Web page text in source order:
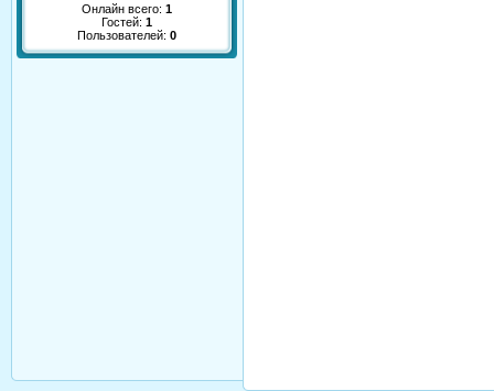
Онлайн всего: 1
Гостей: 1
Пользователей: 0